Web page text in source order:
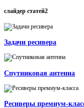
слайдер статей2
Задачи ресивера
Спутниковая антенна
Ресиверы премиум-